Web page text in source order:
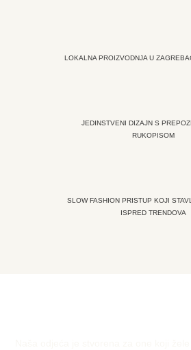
LOKALNA PROIZVODNJA U
JEDINSTVENI DIZAJN S
RUKOPISOM
SLOW FASHION PRISTUP KOJI
ISPRED TRENDOVA